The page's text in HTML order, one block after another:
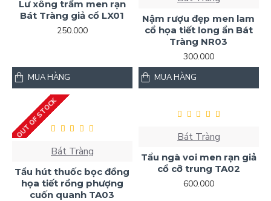
Lư xông trầm men rạn
Bát Tràng giả cổ LX01
250.000
MUA HÀNG
Nậm rượu đẹp men lam
cổ họa tiết long ẩn Bát
Tràng NR03
300.000
MUA HÀNG
OUT OF STOCK
Bát Tràng
Tẩu hút thuốc bọc đồng
họa tiết rồng phượng
cuốn quanh TA03
Bát Tràng
Tẩu ngà voi men rạn giả
cổ cỡ trung TA02
600.000